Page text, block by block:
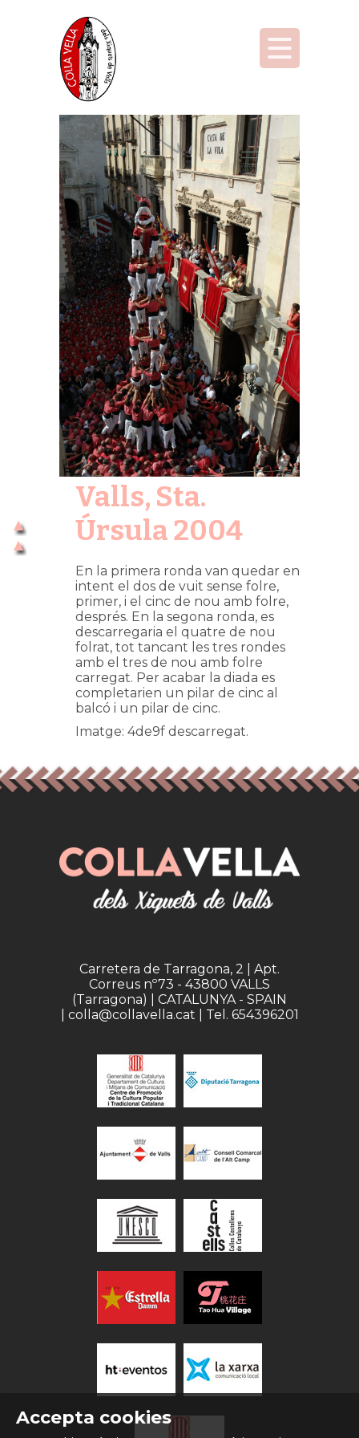
Valls, Sta.
Úrsula 2004
En la primera ronda van quedar en
intent el dos de vuit sense folre,
primer, i el cinc de nou amb folre,
després. En la segona ronda, es
descarregaria el quatre de nou
folrat, tot tancant les tres rondes
amb el tres de nou amb folre
carregat. Per acabar la diada es
completarien un pilar de cinc al
balcó i un pilar de cinc.
Imatge: 4de9f descarregat.
Accepta cookies
Carretera de Tarragona, 2 | Apt.
Correus nº73 - 43800 VALLS
(Tarragona) | CATALUNYA - SPAIN
| colla@collavella.cat | Tel. 654396201